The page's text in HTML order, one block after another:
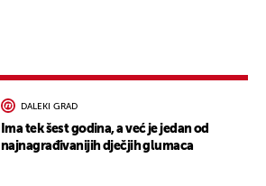
DALEKI GRAD
Ima tek šest godina, a već je jedan od
najnagrađivanijih dječjih glumaca